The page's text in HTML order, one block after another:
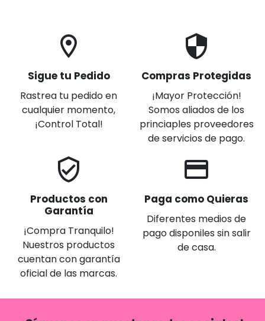
location_on
Sigue tu Pedido
Rastrea tu pedido en
cualquier momento,
¡Control Total!
security
Compras Protegidas
¡Mayor Protección!
Somos aliados de los
princiaples proveedores
de servicios de pago.
verified_user
Productos con
Garantía
¡Compra Tranquilo!
Nuestros productos
cuentan con garantía
oficial de las marcas.
credit_card
Paga como Quieras
Diferentes medios de
pago disponiles sin salir
de casa.